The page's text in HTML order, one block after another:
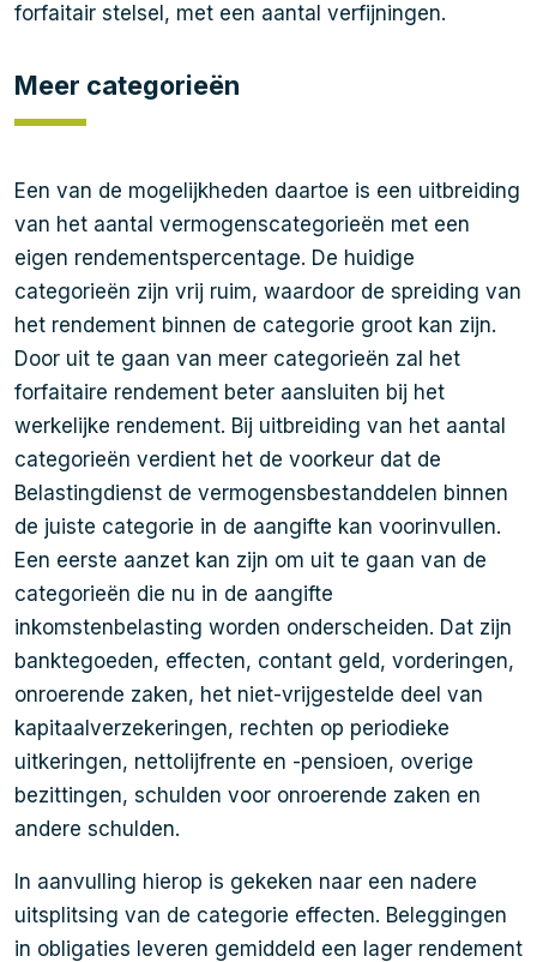
forfaitair stelsel, met een aantal verfijningen.
Meer categorieën
Een van de mogelijkheden daartoe is een uitbreiding
van het aantal vermogenscategorieën met een
eigen rendementspercentage. De huidige
categorieën zijn vrij ruim, waardoor de spreiding van
het rendement binnen de categorie groot kan zijn.
Door uit te gaan van meer categorieën zal het
forfaitaire rendement beter aansluiten bij het
werkelijke rendement. Bij uitbreiding van het aantal
categorieën verdient het de voorkeur dat de
Belastingdienst de vermogensbestanddelen binnen
de juiste categorie in de aangifte kan voorinvullen.
Een eerste aanzet kan zijn om uit te gaan van de
categorieën die nu in de aangifte
inkomstenbelasting worden onderscheiden. Dat zijn
banktegoeden, effecten, contant geld, vorderingen,
onroerende zaken, het niet-vrijgestelde deel van
kapitaalverzekeringen, rechten op periodieke
uitkeringen, nettolijfrente en -pensioen, overige
bezittingen, schulden voor onroerende zaken en
andere schulden.
In aanvulling hierop is gekeken naar een nadere
uitsplitsing van de categorie effecten. Beleggingen
in obligaties leveren gemiddeld een lager rendement